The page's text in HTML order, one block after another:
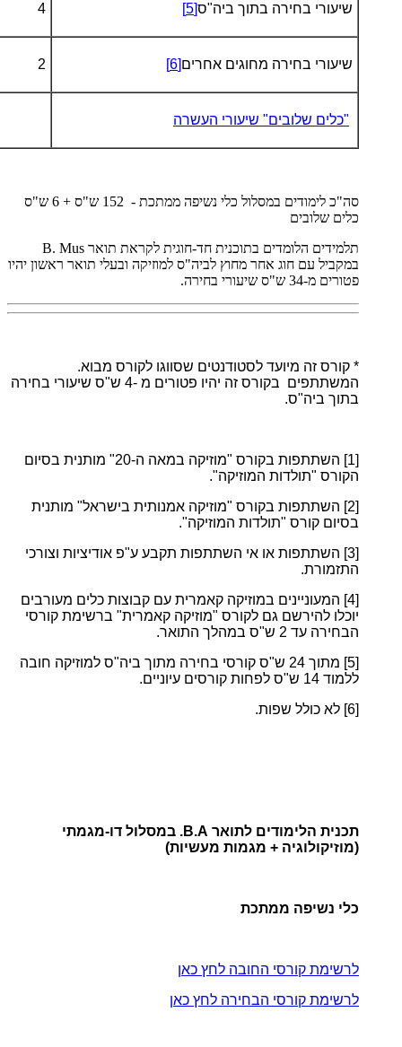
שיעורי בחירה בתוך ביה"ס[5]
4
שיעורי בחירה מחוגים אחרים[6]
2
"כלים שלובים" שיעורי העשרה
סה"כ לימודים במסלול כלי נשיפה ממתכת - 152 ש"ס + 6 ש"ס
כלים שלובים
תלמידים הלומדים בתוכנית חד-חוגית לקראת תואר B. Mus
במקביל עם חוג אחר מחוץ לביה"ס למוזיקה ובעלי תואר ראשון יהיו
פטורים מ-34 ש"ס שיעורי בחירה.
* קורס זה מיועד לסטודנטים שסווגו לקורס מבוא.
המשתתפים בקורס זה יהיו פטורים מ -4 ש"ס שיעורי בחירה
בתוך ביה"ס.
[1]
השתתפות בקורס "מוזיקה במאה ה-20" מותנית בסיום
הקורס "תולדות המוזיקה".
[2]
השתתפות בקורס "מוזיקה אמנותית בישראל" מותנית
בסיום קורס "תולדות המוזיקה".
[3]
השתתפות או אי השתתפות תקבע ע"פ אודיציות וצורכי
התזמורת.
[4]
המעוניינים במוזיקה קאמרית עם קבוצות כלים מעורבים
יוכלו להירשם גם לקורס "מוזיקה קאמרית" ברשימת קורסי
הבחירה עד 2 ש"ס במהלך התואר.
[5]
מתוך 24 ש"ס קורסי בחירה מתוך ביה"ס למוזיקה חובה
ללמוד 14 ש"ס לפחות קורסים עיוניים.
[6]
לא כולל שפות.
תכנית הלימודים לתואר B.A. במסלול דו-מגמתי
(מוזיקולוגיה + מגמות מעשיות)
כלי נשיפה ממתכת
לרשימת קורסי החובה לחץ כאן
לרשימת קורסי הבחירה לחץ כאן